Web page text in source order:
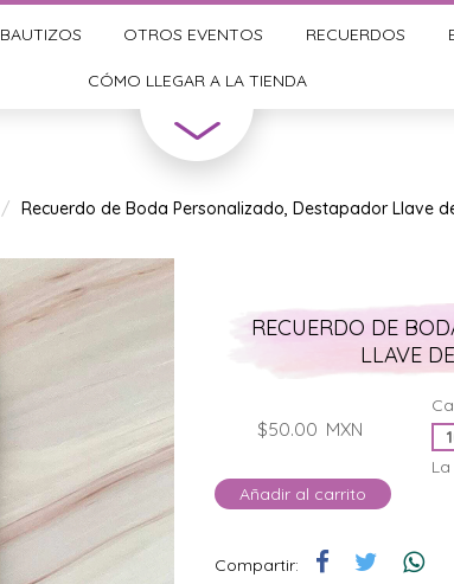
BAUTIZOS OTROS EVENTOS RECUERDOS
CÓMO LLEGAR A LA TIENDA
Recuerdo de Boda Personalizado, Destapador Llave
RECUERDO DE
LLAVE
$50.00 MXN
Añadir al carrito
Compartir: